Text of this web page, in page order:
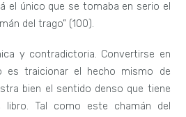
el único que se tomaba en serio el
del trago” (100).
y contradictoria. Convertirse en
es traicionar el hecho mismo de
bien el sentido denso que tiene
libro. Tal como este chamán del